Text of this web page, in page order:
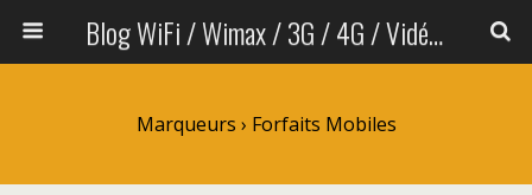
Blog WiFi / Wimax / 3G / 4G / Vidéo sans fil
Marqueurs › Forfaits Mobiles